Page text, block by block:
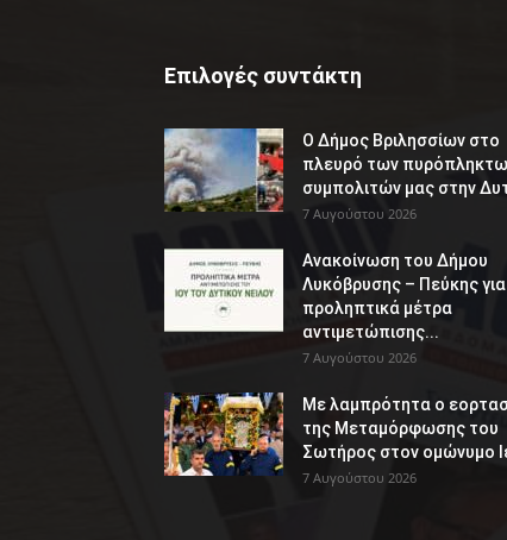
Επιλογές συντάκτη
Ο Δήμος Βριλησσίων στο
πλευρό των
συμπολιτών μας στην
7 Αυγούστου 2026
Ανακοίνωση του Δήμου
Λυκόβρυσης – Πεύκης
προληπτικά μέτρα
αντιμετώπισης...
7 Αυγούστου 2026
Με λαμπρότητα ο
της Μεταμόρφωσης του
Σωτήρος στον ομώνυμο
7 Αυγούστου 2026